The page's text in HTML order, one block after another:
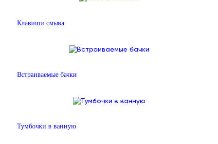
Клавиши смыва
Встраиваемые бачки
Тумбочки в ванную